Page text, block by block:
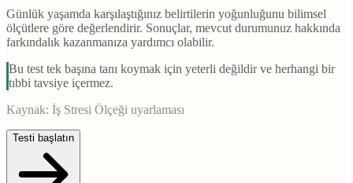
Günlük yaşamda karşılaştığınız belirtilerin yoğunluğunu bilimsel
ölçütlere göre değerlendirir. Sonuçlar, mevcut durumunuz hakkında
farkındalık kazanmanıza yardımcı olabilir.
Bu test tek başına tanı koymak için yeterli değildir ve herhangi bir
tıbbi tavsiye içermez.
Kaynak: İş Stresi Ölçeği uyarlaması
Testi başlatın